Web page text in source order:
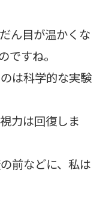
ん目が温かくな
ですね。
は科学的な実験
力は回復しま
前などに、私は